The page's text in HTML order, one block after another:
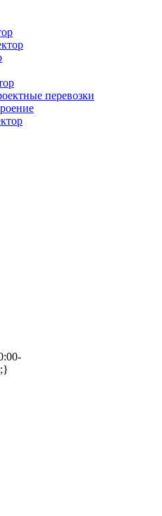
перевозки